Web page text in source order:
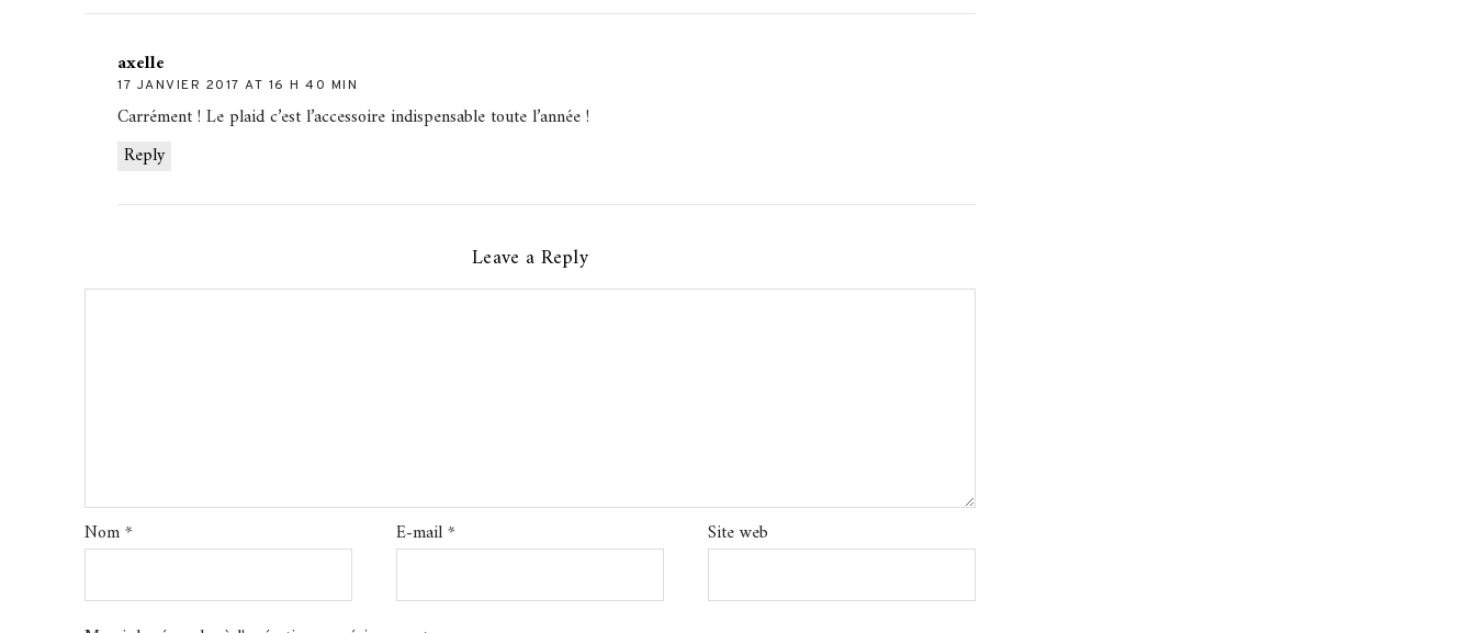
axelle
17 JANVIER 2017 AT 16 H 40 MIN
Reply
Carrément ! Le plaid c’est l’accessoire indispensable toute l’année !
Leave a Reply
Nom* E-mail* Site web